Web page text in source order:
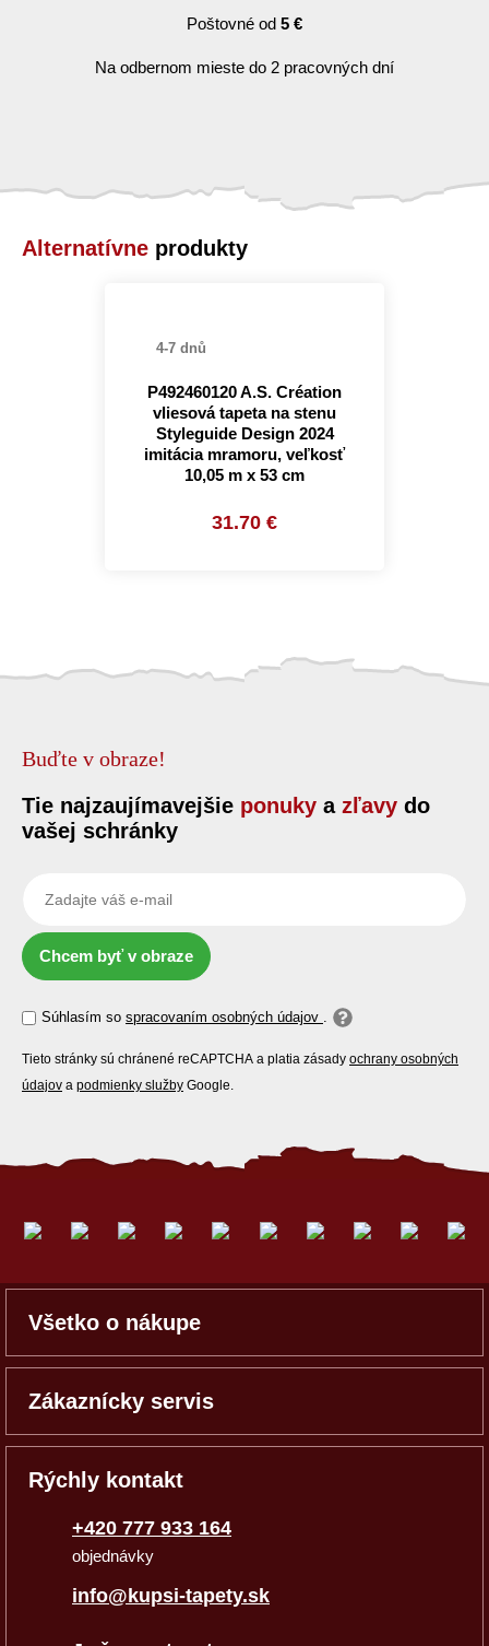
Poštovné od 5 €
Na odbernom mieste do 2 pracovných dní
Alternatívne produkty
4-7 dnů
P492460120 A.S. Création
vliesová tapeta na stenu
Styleguide Design 2024
imitácia mramoru, veľkosť
10,05 m x 53 cm
31.70 €
Buďte v obraze!
Tie najzaujímavejšie ponuky a zľavy do
vašej schránky
Chcem byť v obraze
Súhlasím so spracovaním osobných údajov .
Tieto stránky sú chránené reCAPTCHA a platia zásady ochrany osobných
údajov a podmienky služby Google.
Všetko o nákupe
Zákaznícky servis
Rýchly kontakt
+420 777 933 164
objednávky
info@kupsi-tapety.sk